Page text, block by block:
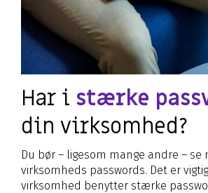
Har i stærke
din virksomhed?
Du bør – ligesom mange andre –
virksomheds passwords. Det er
virksomhed benytter stærke